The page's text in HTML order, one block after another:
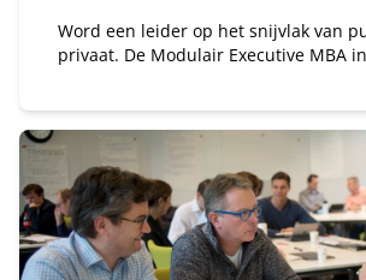
Word een leider op het snijvlak van
privaat. De Modulair Executive MBA